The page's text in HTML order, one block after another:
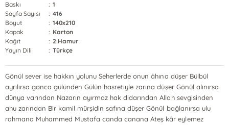
Baskı
: 1
Sayfa Sayısı
: 416
Boyut
: 140x210
Kapak
: Karton
Kağıt
: 2.Hamur
Yayın Dili
: Türkçe
Gönül sever ise hakkın yolunu Seherlerde onun âhına düşer Bülbül
ayrılırsa gonca gülünden Gülün hasretiyle zarına düşer Gönül alınırsa
dünya varından Nazarın ayırmaz hak didarından Allah sevgisinden
ahu zarından Bir kamil mürşidin safına düşer Gönül bağlanırsa ulu
rahmana Muhammed Mustafa canda canana Ateş kâr eylemez